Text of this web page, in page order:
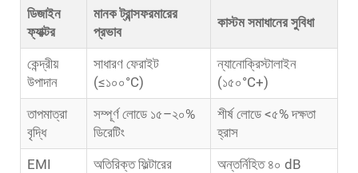
ডিজাইন
ফ্যাক্টর
মানক ট্রান্সফরমারের
প্রভাব
কাস্টম সমাধানের সুবিধা
কেন্দ্রীয়
উপাদান
সাধারণ ফেরাইট
(≤১০০°C)
ন্যানোক্রিস্টালাইন
(১৫০°C+)
তাপমাত্রা
বৃদ্ধি
সম্পূর্ণ লোডে ১৫–২০%
ডিরেটিং
শীর্ষ লোডে <৫% দক্ষতা
হ্রাস
EMI
অতিরিক্ত ফিল্টারের
অন্তর্নিহিত ৪০ dB